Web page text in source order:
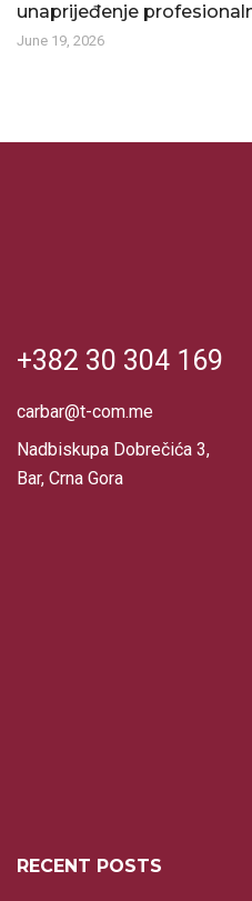
unaprijeđenje
June 19, 2026
+382 30 304 169
carbar@t-com.me
Nadbiskupa Dobrečića 3,
Bar, Crna Gora
RECENT POSTS